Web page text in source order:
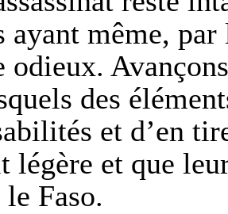
ayant même,
odieux.
des
et d’en
légère et que
Faso.